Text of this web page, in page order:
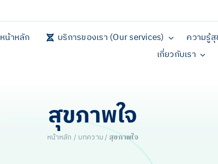
หน้าหลัก บริการของเรา (Our services)
ความรู้
เกี่ยวกับเรา
สุขภาพใจ
หน้าหลัก / บทความ/สุขภาพใจ